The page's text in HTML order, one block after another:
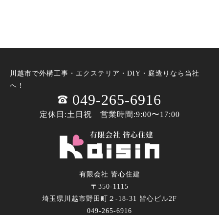
川越市で外構工事・エクステリア・DIY・庭造りなら当社
へ！
049-265-6916
定休日:土日祝 営業時間:9:00〜17:00
有限会社 皆心住建
〒350-1115
埼玉県川越市野田町２-18-31 皆心ビル2F
049-265-6916